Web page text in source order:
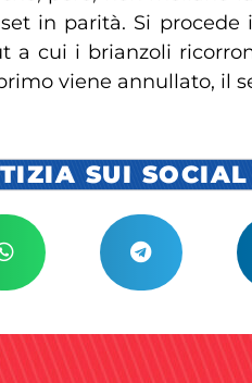
in parità. Si
a cui i brianzoli
viene annullato, il
SUI SOCIAL